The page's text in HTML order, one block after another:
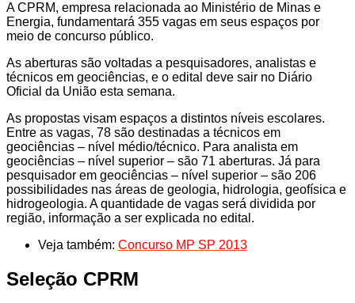
A CPRM, empresa relacionada ao Ministério de Minas e
Energia, fundamentará 355 vagas em seus espaços por
meio de concurso público.
As aberturas são voltadas a pesquisadores, analistas e
técnicos em geociências, e o edital deve sair no Diário
Oficial da União esta semana.
As propostas visam espaços a distintos níveis escolares.
Entre as vagas, 78 são destinadas a técnicos em
geociências – nível médio/técnico. Para analista em
geociências – nível superior – são 71 aberturas. Já para
pesquisador em geociências – nível superior – são 206
possibilidades nas áreas de geologia, hidrologia, geofísica e
hidrogeologia. A quantidade de vagas será dividida por
região, informação a ser explicada no edital.
Veja também: Concurso MP SP 2013
Seleção CPRM